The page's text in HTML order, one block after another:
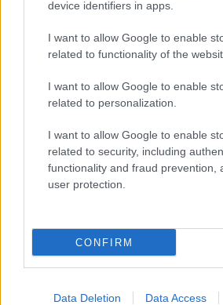
device identifiers in apps.
I want to allow Google to enable
related to functionality of the
I want to allow Google to enable
related to personalization.
I want to allow Google to enable
related to security, including
functionality and fraud prevention,
user protection.
CONFIRM
Data Deletion Data Access
1 napja
Az F1-es Német Nagydíj
Domenicali szerint